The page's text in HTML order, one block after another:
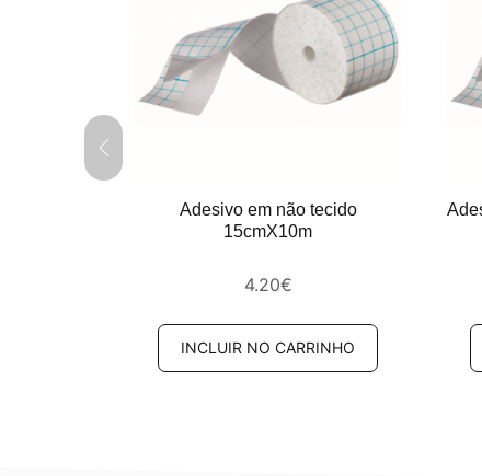
Adesivo em não tecido
15cmX10m
4.20€
INCLUIR NO CARRINHO